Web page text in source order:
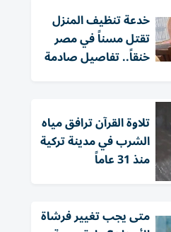
خدعة تنظيف المنزل
تقتل مسناً في مصر
خنقاً.. تفاصيل صادمة
تلاوة القرآن ترافق مياه
الشرب في مدينة تركية
منذ 31 عاماً
متى يجب تغيير فرشاة